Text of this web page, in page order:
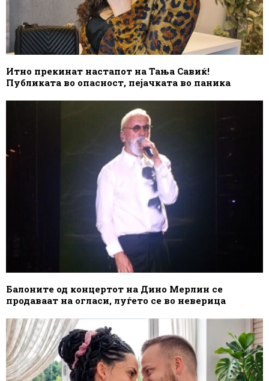
Итно прекинат настапот на Тања Савиќ!
Публиката во опасност, пејачката во паника
Балоните од концертот на Дино Мерлин се
продаваат на огласи, луѓето се во неверица